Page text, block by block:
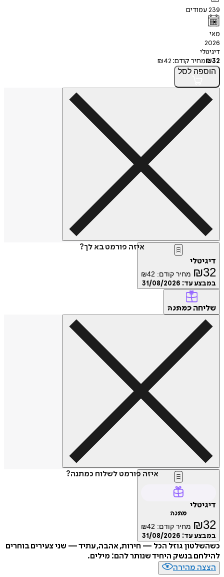
קודם:
₪42
לסל
איזה פורמט בא לך?
₪ מחיר קודם: ₪42
עד:31/08/2026
כמתנה
איזה פורמט לשלוח כמתנה?
₪ מחיר קודם: ₪42
עד:31/08/2026
גוזל הכל — חירות, אהבה, עתיד — שני צעירים בוחרים
בנשק היחיד שנותר להם: מילים.
מהירה